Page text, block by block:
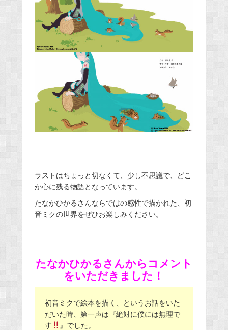
ラストはちょっと切なくて、少し不思議で、どこ
か心に残る物語となっています。
たなかひかるさんならではの感性で描かれた、初
音ミクの世界をぜひお楽しみください。
たなかひかるさんからコメント
をいただきました！
初音ミクで絵本を描く、というお話をいた
だいた時、第一声は『絶対に僕には無理で
す
』でした。